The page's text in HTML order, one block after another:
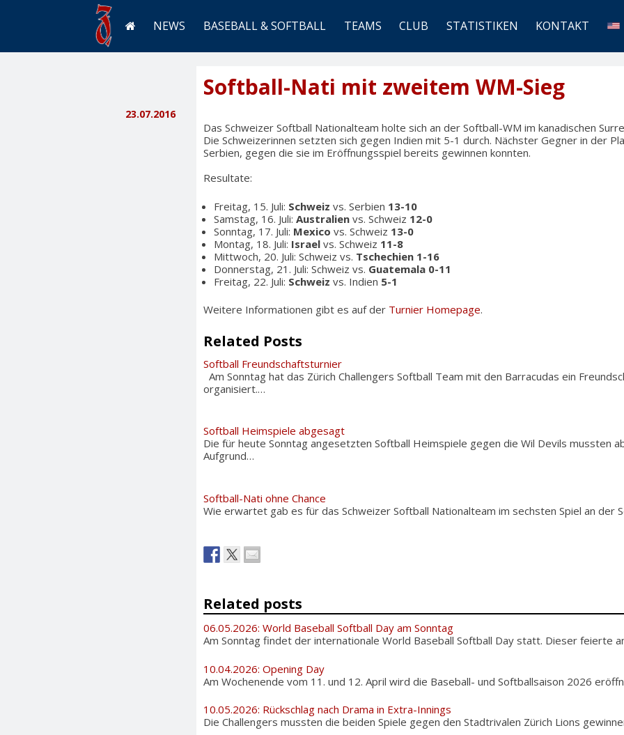
NEWS BASEBALL & SOFTBALL TEAMS CLUB STATISTIKEN KONTAKT
Softball-Nati mit zweitem WM-Sieg
23.07.2016
Das Schweizer Softball Nationalteam holte sich an der Softball-WM im kanadischen
Die Schweizerinnen setzten sich gegen Indien mit 5-1 durch. Nächster Gegner in der
Serbien, gegen die sie im Eröffnungsspiel bereits gewinnen konnten.
Resultate:
Freitag, 15. Juli: Schweiz vs. Serbien 13-10
Samstag, 16. Juli: Australien vs. Schweiz 12-0
Sonntag, 17. Juli: Mexico vs. Schweiz 13-0
Montag, 18. Juli: Israel vs. Schweiz 11-8
Mittwoch, 20. Juli: Schweiz vs. Tschechien 1-16
Donnerstag, 21. Juli: Schweiz vs. Guatemala 0-11
Freitag, 22. Juli: Schweiz vs. Indien 5-1
Weitere Informationen gibt es auf der Turnier Homepage.
Related Posts
Softball Freundschaftsturnier
Am Sonntag hat das Zürich Challengers Softball Team mit den Barracudas ein
organisiert.…
Softball Heimspiele abgesagt
Die für heute Sonntag angesetzten Softball Heimspiele gegen die Wil Devils mussten
Aufgrund…
Softball-Nati ohne Chance
Wie erwartet gab es für das Schweizer Softball Nationalteam im sechsten Spiel an der
Related posts
06.05.2026: World Baseball Softball Day am Sonntag
Am Sonntag findet der internationale World Baseball Softball Day statt. Dieser feierte
10.04.2026: Opening Day
Am Wochenende vom 11. und 12. April wird die Baseball- und Softballsaison 2026
10.05.2026: Rückschlag nach Drama in Extra-Innings
Die Challengers mussten die beiden Spiele gegen den Stadtrivalen Zürich Lions